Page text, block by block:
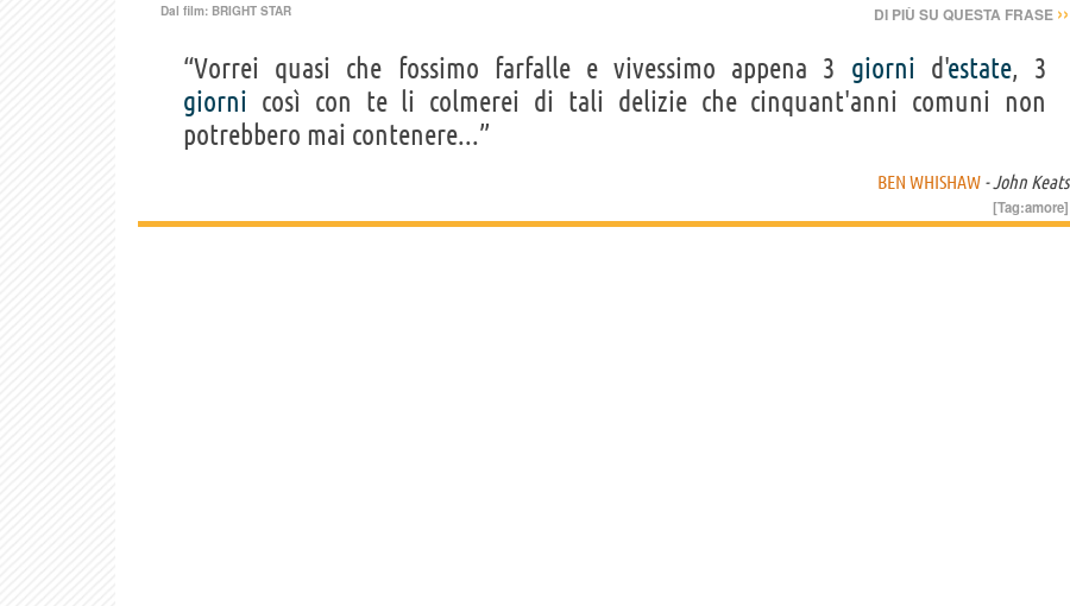
Dal film: BRIGHT STAR DI PIÙ SU QUESTA FRASE ››
“Vorrei quasi che fossimo farfalle e vivessimo appena 3 giorni d'estate, 3
giorni così con te li colmerei di tali delizie che cinquant'anni comuni non
potrebbero mai contenere...”
BEN WHISHAW - John Keats
[Tag:amore]